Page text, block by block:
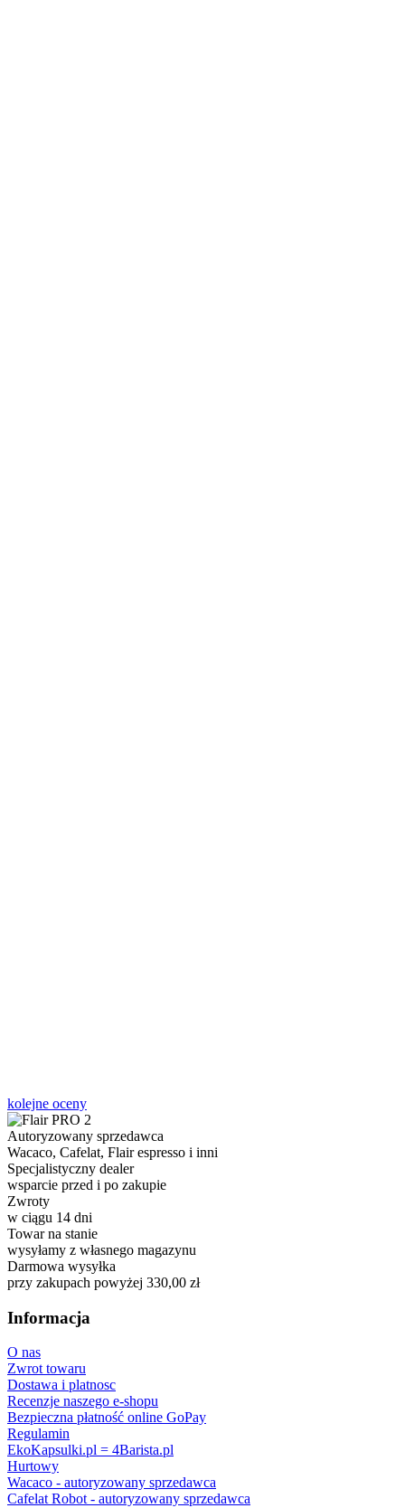
kolejne oceny
Autoryzowany sprzedawca
Wacaco, Cafelat, Flair espresso i inni
Specjalistyczny dealer
wsparcie przed i po zakupie
Zwroty
w ciągu 14 dni
Towar na stanie
wysyłamy z własnego magazynu
Darmowa wysyłka
przy zakupach powyżej 330,00 zł
Informacja
O nas
Zwrot towaru
Dostawa i platnosc
Recenzje naszego e-shopu
Bezpieczna płatność online GoPay
Regulamin
EkoKapsulki.pl = 4Barista.pl
Hurtowy
Wacaco - autoryzowany sprzedawca
Cafelat Robot - autoryzowany sprzedawca